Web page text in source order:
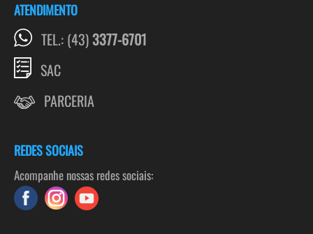
ATENDIMENTO
TEL.: (43)3377-6701
SAC
PARCERIA
REDES SOCIAIS
Acompanhe nossas redes sociais: